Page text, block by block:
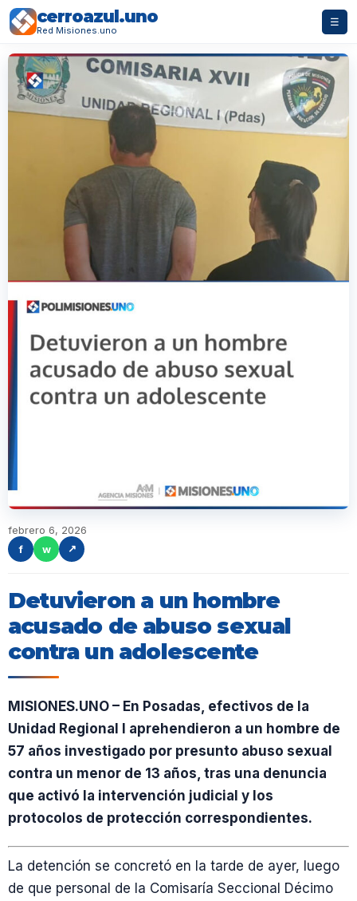
cerroazul.uno
Red Misiones.uno
☰
febrero 6, 2026
f
w ↗
Detuvieron a un hombre
acusado de abuso sexual
contra un adolescente
MISIONES.UNO – En Posadas, efectivos de la
Unidad Regional I aprehendieron a un hombre de
57 años investigado por presunto abuso sexual
contra un menor de 13 años, tras una denuncia
que activó la intervención judicial y los
protocolos de protección correspondientes.
La detención se concretó en la tarde de ayer, luego
de que personal de la Comisaría Seccional Décimo